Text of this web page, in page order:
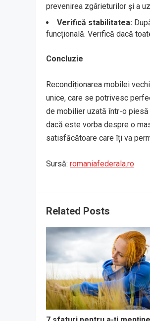
prevenirea zgârieturilor și a
Verifică stabilitatea:
funcțională. Verifică dacă
Concluzie
Recondiționarea mobilei
unice, care se potrivesc
de mobilier uzată într-o
dacă este vorba despre o
satisfăcătoare care îți va
Sursă: romaniafederala.ro
Related Posts